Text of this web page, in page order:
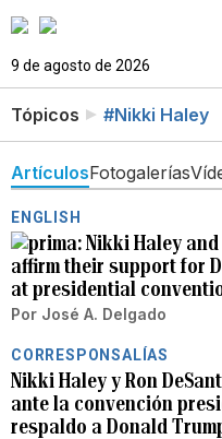
9 de agosto de 2026
Tópicos #Nikki Haley
ArtículosFotogalerías
ENGLISH
Nikki Haley and
affirm their support for
at presidential
Por José A. Delgado
CORRESPONSALÍAS
Nikki Haley y Ron
ante la convención
respaldo a Donald